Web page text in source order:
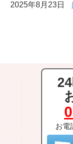
2025年8月23日
お電